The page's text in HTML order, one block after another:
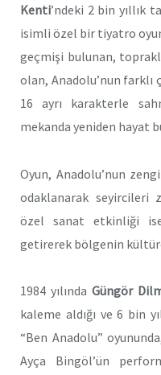
Kenti’ndeki 2 bin
isimli özel bir tiyatro
geçmişi bulunan,
olan, Anadolu’nun farklı
16 ayrı karakterle
mekanda yeniden hayat
Oyun, Anadolu’nun
odaklanarak seyircileri
özel sanat etkinliği
getirerek bölgenin
1984 yılında Güngör
kaleme aldığı ve 6 bin
“Ben Anadolu”
Ayça Bingöl’ün